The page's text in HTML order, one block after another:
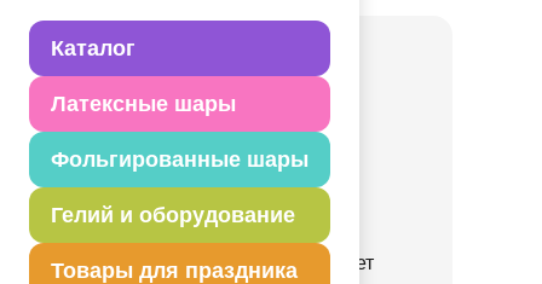
Каталог
Латексные шары
Фольгированные шары
Гелий и оборудование
Товары для праздника
Конверт д/денег Совет